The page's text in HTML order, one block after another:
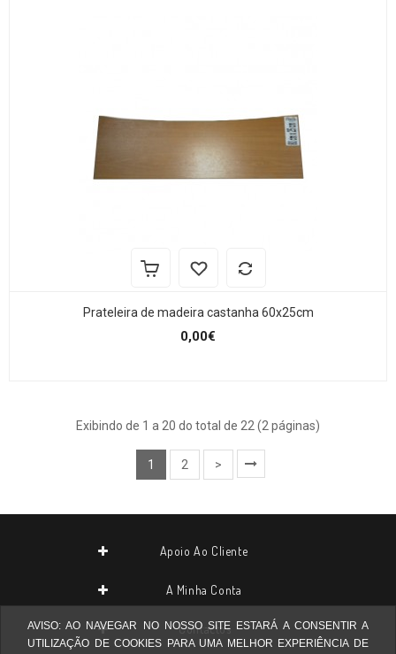
Prateleira de madeira castanha 60x25cm
0,00€
Exibindo de 1 a 20 do total de 22 (2 páginas)
1 2 >
AVISO: AO NAVEGAR NO NOSSO SITE ESTARÁ A CONSENTIR A
UTILIZAÇÃO DE COOKIES PARA UMA MELHOR EXPERIÊNCIA DE
Apoio Ao Cliente
A Minha Conta
Contactos